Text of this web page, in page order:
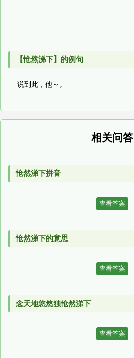
【怆然涕下】的例句
说到此，他～。
相关问答
怆然涕下拼音
查看答案
怆然涕下的意思
查看答案
念天地悠悠独怆然涕下
查看答案